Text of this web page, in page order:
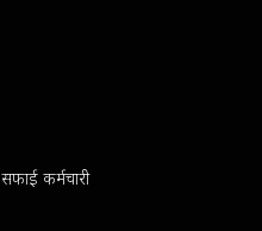
सफाई कर्मचारी